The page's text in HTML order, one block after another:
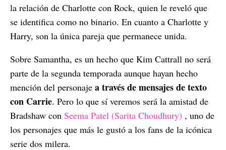
la relación de Charlotte con Rock, quien le reveló que
se identifica como no binario. En cuanto a Charlotte y
Harry, son la única pareja que permanece unida.
Sobre Samantha, es un hecho que Kim Cattrall no será
parte de la segunda temporada aunque hayan hecho
mención del personaje a través de mensajes de texto
con Carrie. Pero lo que sí veremos será la amistad de
Bradshaw con Seema Patel (Sarita Choudhury) , uno de
los personajes que más le gustó a los fans de la icónica
serie dos milera.